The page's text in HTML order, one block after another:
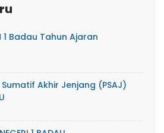
1 Badau Tahun Ajaran
Akhir Jenjang (PSAJ)